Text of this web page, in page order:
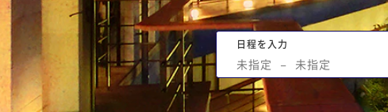
日程を入力
未指定 − 未指定